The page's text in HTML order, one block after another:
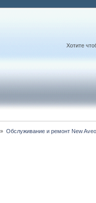
Хотите
» Обслуживание и ремонт New